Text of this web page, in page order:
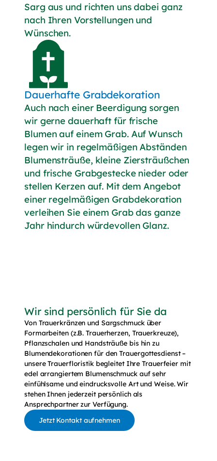
Sarg aus und richten uns dabei ganz
nach Ihren Vorstellungen und
Wünschen.
Dauerhafte Grabdekoration
Auch nach einer Beerdigung sorgen
wir gerne dauerhaft für frische
Blumen auf einem Grab. Auf Wunsch
legen wir in regelmäßigen Abständen
Blumensträuße, kleine Ziersträußchen
und frische Grabgestecke nieder oder
stellen Kerzen auf. Mit dem Angebot
einer regelmäßigen Grabdekoration
verleihen Sie einem Grab das ganze
Jahr hindurch würdevollen Glanz.
Wir sind persönlich für Sie da
Von Trauerkränzen und Sargschmuck über
Formarbeiten (z.B. Trauerherzen, Trauerkreuze),
Pflanzschalen und Handsträuße bis hin zu
Blumendekorationen für den Trauergottesdienst –
unsere Trauerfloristik begleitet Ihre Trauerfeier mit
edel arrangiertem Blumenschmuck auf sehr
einfühlsame und eindrucksvolle Art und Weise. Wir
stehen Ihnen jederzeit persönlich als
Ansprechpartner zur Verfügung.
Jetzt Kontakt aufnehmen